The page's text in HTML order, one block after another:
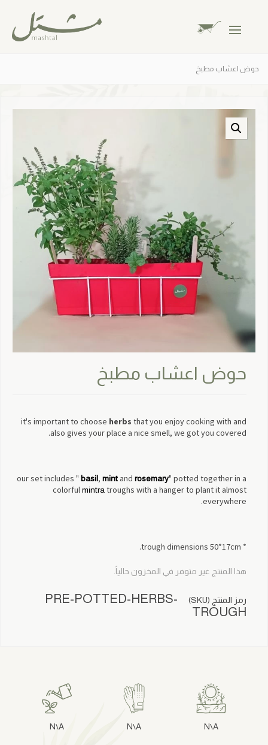
حوض اعشاب مطبخ
حوض اعشاب مطبخ
it's important to choose herbs that you enjoy cooking with and
also gives your place a nice smell, we got you covered.
our set includes " basil, mint and rosemary" potted together in a
colorfulmintra troughs with a hanger to plant it almost
everywhere.
* trough dimensions 50*17cm.
هذا المنتج غير متوفر في المخزون حالياً.
رمز المنتج (SKU)
PRE-POTTED-HERBS-
TROUGH
N\A
N\A
N\A